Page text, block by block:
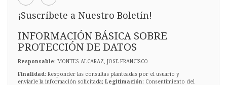
¡Suscríbete a Nuestro Boletín!
INFORMACIÓN BÁSICA SOBRE
PROTECCIÓN DE DATOS
Responsable: MONTES ALCARAZ, JOSE FRANCISCO
Finalidad : Responder las consultas planteadas por el usuario y
enviarle la información solicitada; Legitimación: Consentimiento del